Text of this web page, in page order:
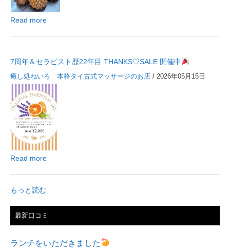
Read more
7周年＆セラピスト歴22年目 THANKS♡SALE 開催中
癒し処ねいろ 本格タイ古式マッサージのお店 / 2026年05月15日
Read more
もっと読む
最新口コミ
ランチをいただきました